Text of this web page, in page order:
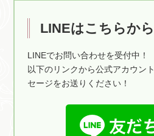
LINEはこちらから
LINEでお問い合わせを受付中！
以下のリンクから公式アカウン
セージをお送りください！